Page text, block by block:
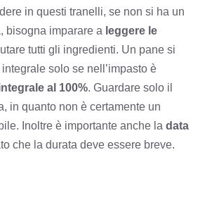
in questi tranelli, se non si ha un
bisogna imparare a leggere le
tutti gli ingredienti. Un pane si
solo se nell’impasto è
al 100%. Guardare solo il
in quanto non è certamente un
Inoltre è importante anche la data
che la durata deve essere breve.